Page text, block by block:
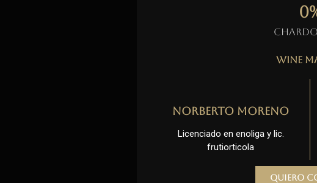
0
Wine
Norberto Moreno
Licenciado en enoliga y lic.
frutiorticola
Quiero